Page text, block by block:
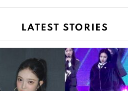
LATEST STORIES